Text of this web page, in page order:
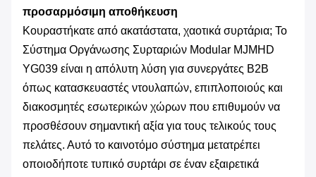
προσαρμόσιμη αποθήκευση
Κουραστήκατε από ακατάστατα, χαοτικά συρτάρια; Το
Σύστημα Οργάνωσης Συρταριών Modular MJMHD
YG039 είναι η απόλυτη λύση για συνεργάτες B2B
όπως κατασκευαστές ντουλαπών, επιπλοποιούς και
διακοσμητές εσωτερικών χώρων που επιθυμούν να
προσθέσουν σημαντική αξία για τους τελικούς τους
πελάτες. Αυτό το καινοτόμο σύστημα μετατρέπει
οποιοδήποτε τυπικό συρτάρι σε έναν εξαιρετικά